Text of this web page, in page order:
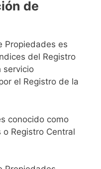
de
Propiedades es
del Registro
servicio
el Registro de la
conocido como
Registro Central